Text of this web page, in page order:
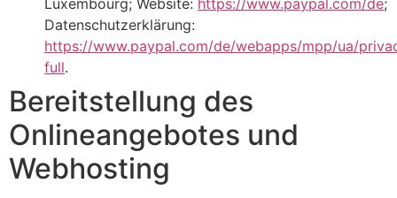
Luxembourg; Website: https://www.paypal.com/de;
Datenschutzerklärung:
https://www.paypal.com/de/webapps/mpp/ua/
full.
Bereitstellung des
Onlineangebotes und
Webhosting